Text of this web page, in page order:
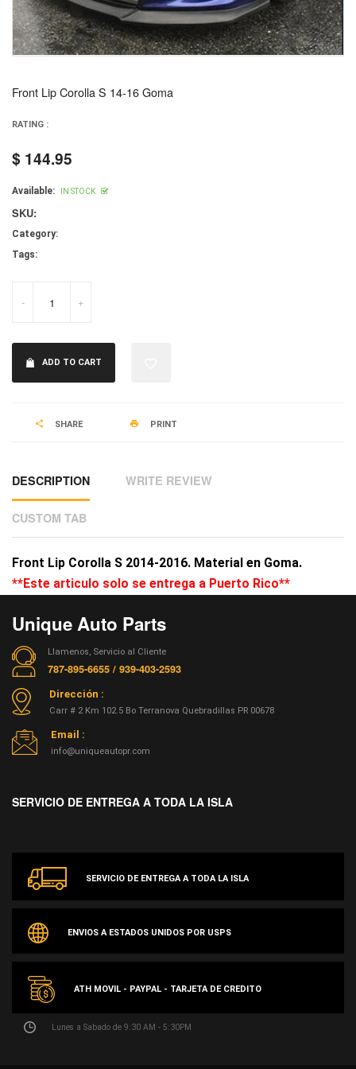
Front Lip Corolla S 14-16 Goma
RATING :
Regular
price
$ 144.95
Available: IN STOCK
SKU:
Category:
Tags:
- +
ADD TO CART
SHARE PRINT
DESCRIPTION WRITE REVIEW
CUSTOM TAB
Front Lip Corolla S 2014-2016. Material en Goma.
**Este articulo solo se entrega a Puerto Rico**
Unique Auto Parts
Llamenos, Servicio al Cliente
787-895-6655 / 939-403-2593
Dirección :
Carr # 2 Km 102.5 Bo Terranova Quebradillas PR 00678
Email :
info@uniqueautopr.com
SERVICIO DE ENTREGA A TODA LA ISLA
SERVICIO DE ENTREGA A TODA LA ISLA
ENVIOS A ESTADOS UNIDOS POR USPS
ATH MOVIL - PAYPAL - TARJETA DE CREDITO
Lunes a Sabado de 9:30 AM - 5:30PM